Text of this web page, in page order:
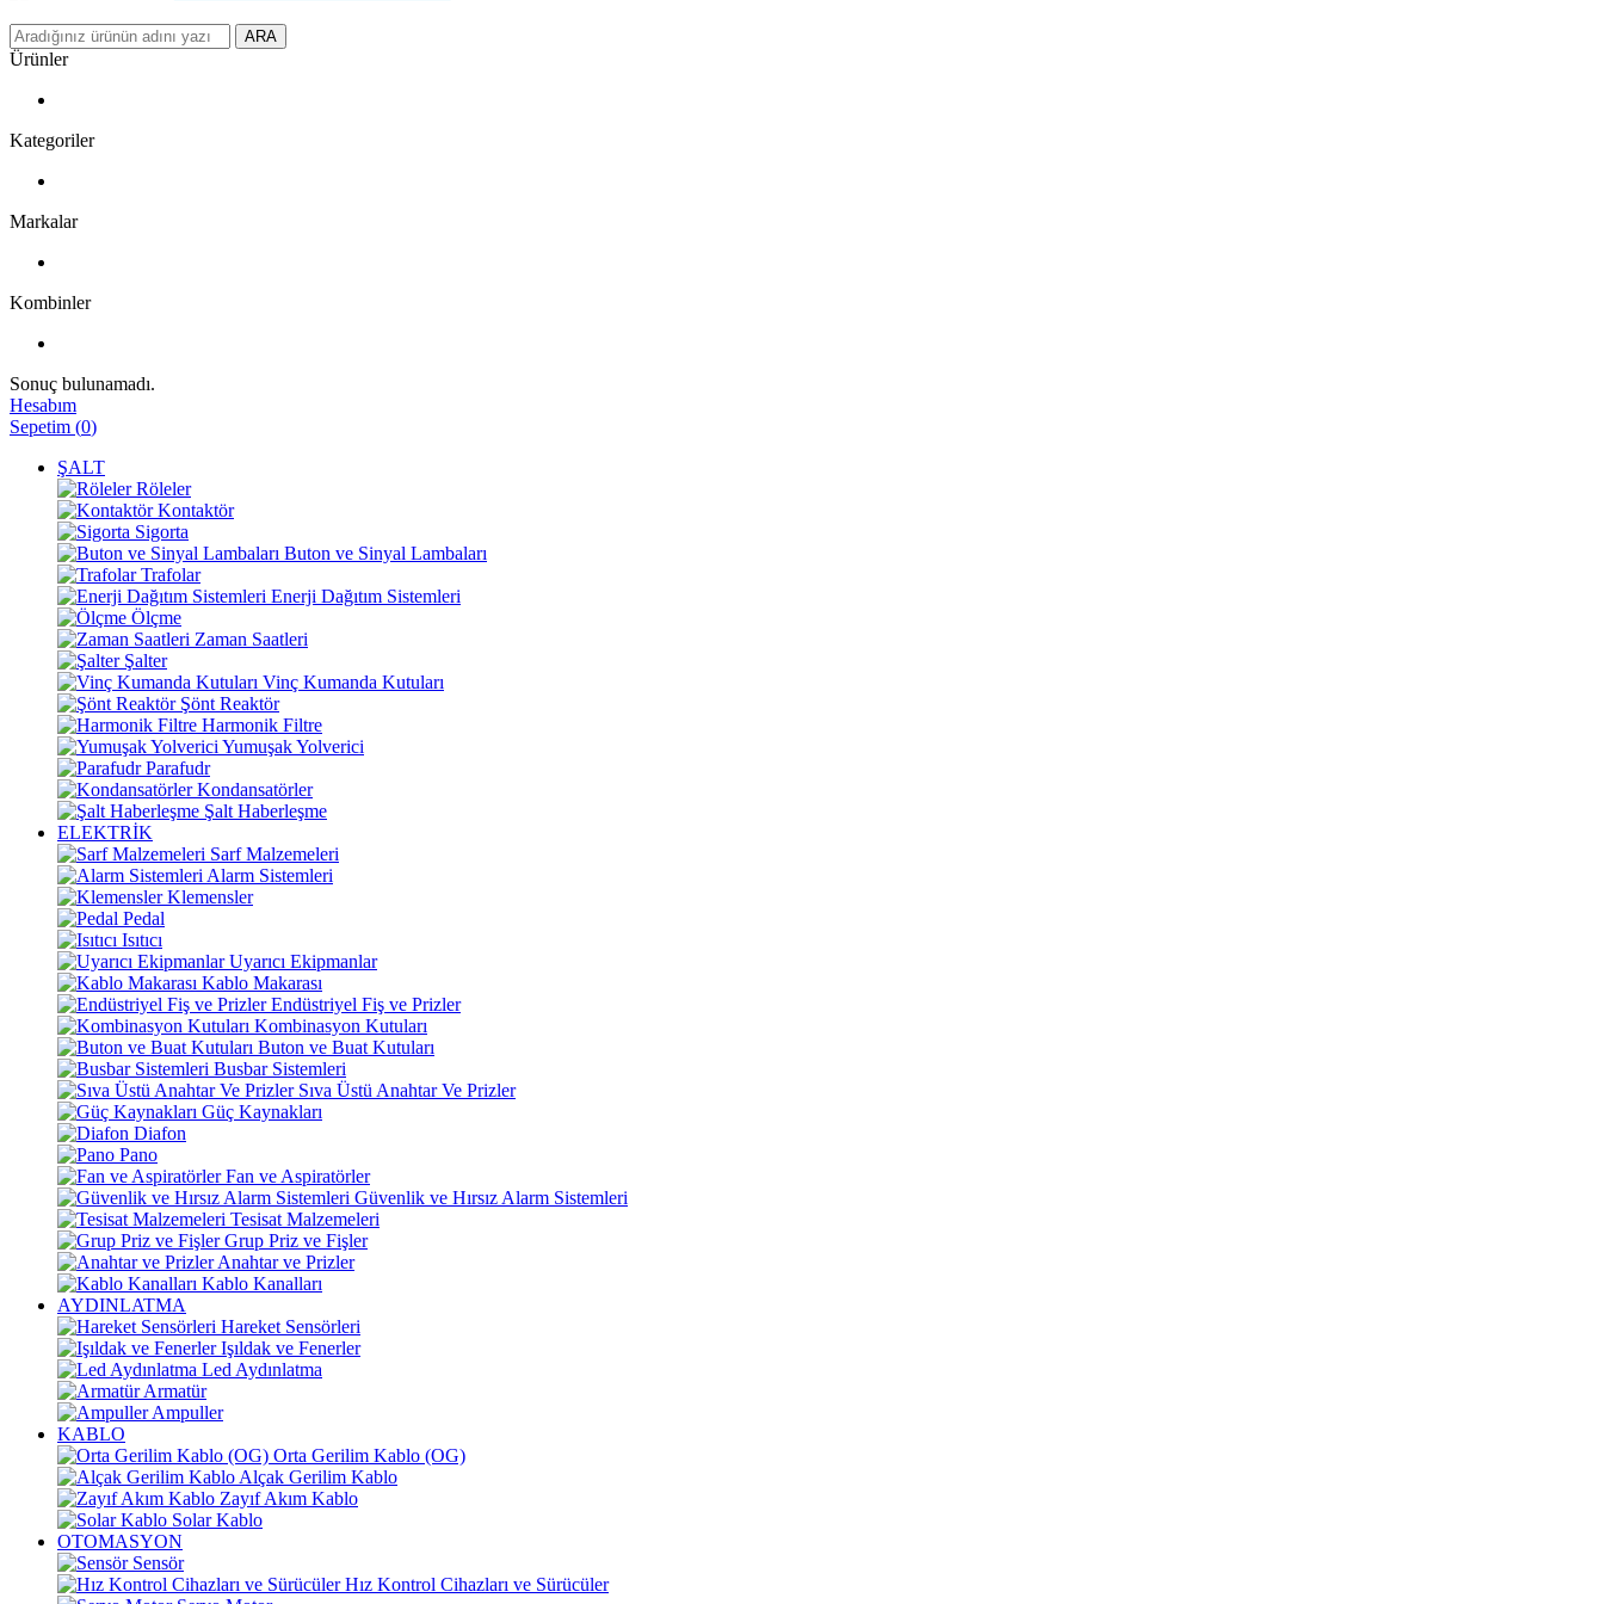
ARA
Ürünler
Kategoriler
Markalar
Kombinler
Sonuç bulunamadı.
Hesabım
Sepetim (0)
ŞALT
Röleler
Kontaktör
Sigorta
Buton ve Sinyal Lambaları
Trafolar
Enerji Dağıtım Sistemleri
Ölçme
Zaman Saatleri
Şalter
Vinç Kumanda Kutuları
Şönt Reaktör
Harmonik Filtre
Yumuşak Yolverici
Parafudr
Kondansatörler
Şalt Haberleşme
ELEKTRİK
Sarf Malzemeleri
Alarm Sistemleri
Klemensler
Pedal
Isıtıcı
Uyarıcı Ekipmanlar
Kablo Makarası
Endüstriyel Fiş ve Prizler
Kombinasyon Kutuları
Buton ve Buat Kutuları
Busbar Sistemleri
Sıva Üstü Anahtar Ve Prizler
Güç Kaynakları
Diafon
Pano
Fan ve Aspiratörler
Güvenlik ve Hırsız Alarm Sistemleri
Tesisat Malzemeleri
Grup Priz ve Fişler
Anahtar ve Prizler
Kablo Kanalları
AYDINLATMA
Hareket Sensörleri
Işıldak ve Fenerler
Led Aydınlatma
Armatür
Ampuller
KABLO
Orta Gerilim Kablo (OG)
Alçak Gerilim Kablo
Zayıf Akım Kablo
Solar Kablo
OTOMASYON
Sensör
Hız Kontrol Cihazları ve Sürücüler